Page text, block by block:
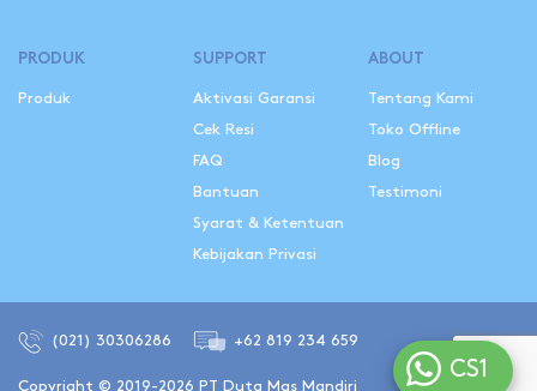
PRODUK
Produk
SUPPORT
Aktivasi Garansi
Cek Resi
FAQ
Bantuan
Syarat & Ketentuan
Kebijakan Privasi
ABOUT
Tentang Kami
Toko Offline
Blog
Testimoni
(021) 30306286 +62 819 234 659
Copyright © 2019-2026 PT Duta Mas Mandiri
CS1